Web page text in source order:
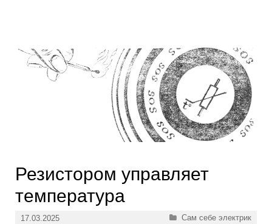
Резистором управляет
температура
17.03.2025 Рубрики
Сам себе электрик